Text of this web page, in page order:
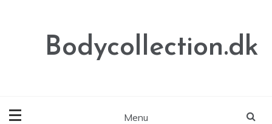
Bodycollection.dk
Menu